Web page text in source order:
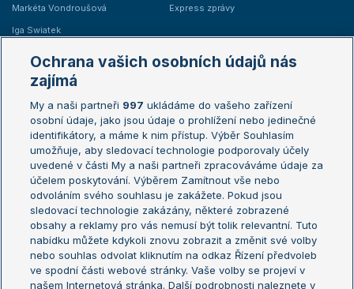
Markéta Vondroušová
Iga Swiatek
Express zprávy
Žebříčky
Žebříček ATP (muži)
Žebříček WTA (ženy)
Sázkařský žebříček
Australian Open
French Open
Wimbledon
US Open
Turnaj mistrů
Turnaj mistryň
Aktualní trendy
Fotbalové přestupy
Ochrana vašich osobních údajů nás
zajímá
My a naši partneři 997 ukládáme do vašeho zařízení
osobní údaje, jako jsou údaje o prohlížení nebo jedinečné
identifikátory, a máme k nim přístup. Výběr Souhlasím
umožňuje, aby sledovací technologie podporovaly účely
uvedené v části My a naši partneři zpracováváme údaje za
účelem poskytování. Výběrem Zamítnout vše nebo
odvoláním svého souhlasu je zakážete. Pokud jsou
sledovací technologie zakázány, některé zobrazené
obsahy a reklamy pro vás nemusí být tolik relevantní. Tuto
nabídku můžete kdykoli znovu zobrazit a změnit své volby
nebo souhlas odvolat kliknutím na odkaz Řízení předvoleb
ve spodní části webové stránky. Vaše volby se projeví v
našem Internetová stránka. Další podrobnosti naleznete v